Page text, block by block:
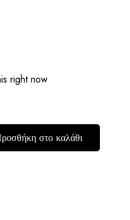
right now
στο καλάθι